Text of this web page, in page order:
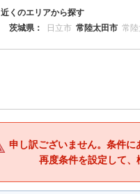
近くのエリアから探す
茨城県：
日立市 常陸太田市 常
申し訳ございません。条件に
再度条件を設定して、